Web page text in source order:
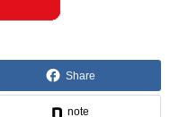
Share
note